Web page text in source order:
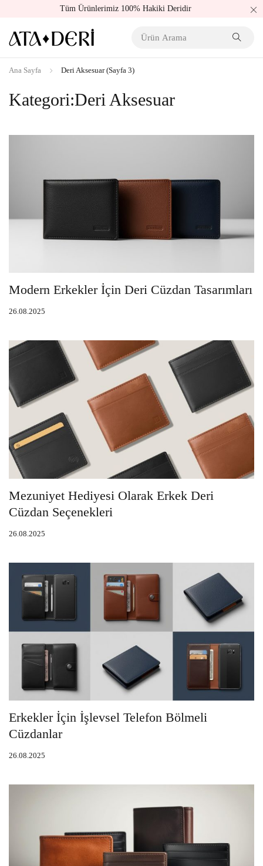
Tüm Ürünlerimiz 100% Hakiki Deridir
Kategori:Deri Aksesuar
Ana Sayfa Deri Aksesuar(Sayfa 3)
Modern Erkekler İçin Deri Cüzdan Tasarımları
26.08.2025
Mezuniyet Hediyesi Olarak Erkek Deri
Cüzdan Seçenekleri
26.08.2025
Erkekler İçin İşlevsel Telefon Bölmeli
Cüzdanlar
26.08.2025